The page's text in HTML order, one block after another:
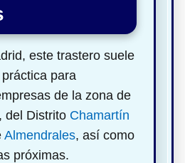
este trastero suele
para
de la zona de
, del Distrito Chamartín
Almendrales, así como
próximas.